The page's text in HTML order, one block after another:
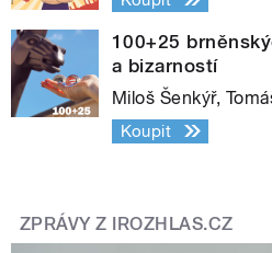
100+25
a bizarností
Miloš Šenkýř,
Koupit
ZPRÁVY Z IROZHLAS.CZ